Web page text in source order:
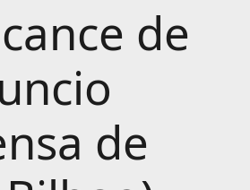
de
de